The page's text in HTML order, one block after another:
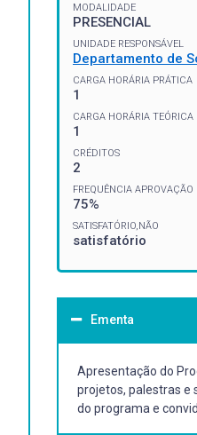
MODALIDADE
PRESENCIAL
UNIDADE RESPONSÁVEL
Departamento de
CARGA HORÁRIA PRÁTICA
1
CARGA HORÁRIA TEÓRICA
1
CRÉDITOS
2
FREQUÊNCIA APROVAÇÃO
75%
SATISFATÓRIO,NÃO
satisfatório
Ementa
Apresentação do
projetos, palestras e
do programa e